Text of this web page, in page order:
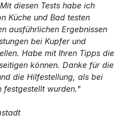
diesen Tests habe ich
Küche und Bad testen
ausführlichen Ergebnissen
bei Kupfer und
Habe mit Ihren Tipps die
können. Danke für die
die Hilfestellung, als bei
festgestellt wurden."